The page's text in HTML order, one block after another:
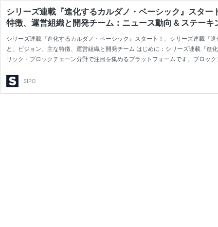
シリーズ連載『進化するカルダノ・ベーシック』スタ
特徴、運営組織と開発チーム：ニュース動向 & ステー
シリーズ連載『進化するカルダノ・ベーシック』スタート！、シリーズ連載『
と、ビジョン、主な特徴、運営組織と開発チーム はじめに：シリーズ連載『
リック・ブロックチェーン分野で注目を集めるプラットフォームです。ブロッ
筆時点で暗号資産時価総額ランキングで7位に位置しています。上位のう…
SIPO